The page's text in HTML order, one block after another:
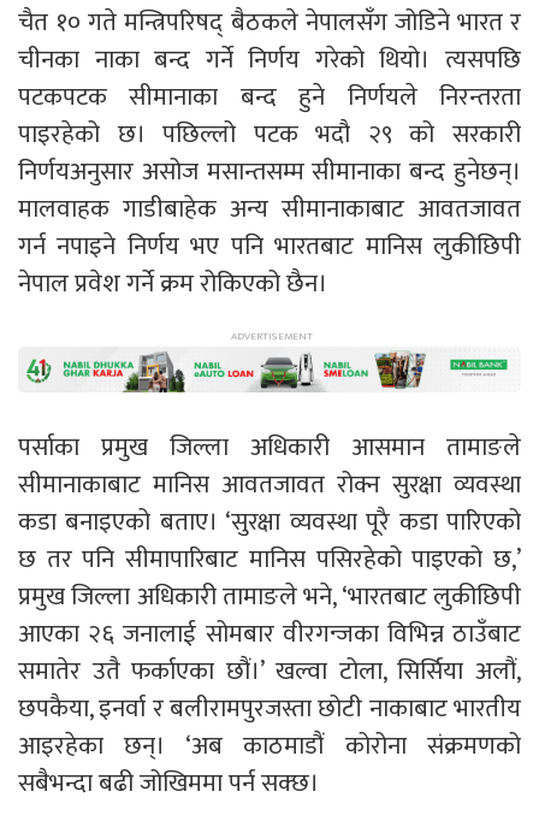
चैत १० गते मन्त्रिपरिषद् बैठकले नेपालसँग जोडिने भारत र
चीनका नाका बन्द गर्ने निर्णय गरेको थियो। त्यसपछि
पटकपटक सीमानाका बन्द हुने निर्णयले निरन्तरता
पाइरहेको छ। पछिल्लो पटक भदौ २९ को सरकारी
निर्णयअनुसार असोज मसान्तसम्म सीमानाका बन्द हुनेछन्।
मालवाहक गाडीबाहेक अन्य सीमानाकाबाट आवतजावत
गर्न नपाइने निर्णय भए पनि भारतबाट मानिस लुकीछिपी
नेपाल प्रवेश गर्ने क्रम रोकिएको छैन।
पर्साका प्रमुख जिल्ला अधिकारी आसमान तामाङले
सीमानाकाबाट मानिस आवतजावत रोक्न सुरक्षा व्यवस्था
कडा बनाइएको बताए। ‘सुरक्षा व्यवस्था पूरै कडा पारिएको
छ तर पनि सीमापारिबाट मानिस पसिरहेको पाइएको छ,’
प्रमुख जिल्ला अधिकारी तामाङले भने, ‘भारतबाट लुकीछिपी
आएका २६ जनालाई सोमबार वीरगन्जका विभिन्न ठाउँबाट
समातेर उतै फर्काएका छौं।’ खल्वा टोला, सिर्सिया अलौं,
छपकैया, इनर्वा र बलीरामपुरजस्ता छोटी नाकाबाट भारतीय
आइरहेका छन्। ‘अब काठमाडौं कोरोना संक्रमणको
सबैभन्दा बढी जोखिममा पर्न सक्छ।